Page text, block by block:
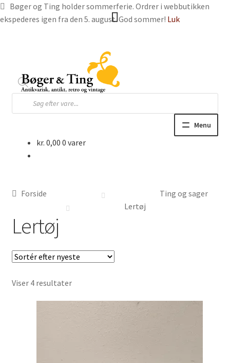
Bøger og Ting holder sommerferie. Ordrer i webbutikken
ekspederes igen fra den 5. august. God sommer! Luk
navigation
indhold
Products
search
Menu
Børnebøger
Ting
Jul og temaer
kr. 0,00 0 varer
Forside
Ting og sager
Lertøj
Lertøj
Viser 4 resultaterSorteret
seneste